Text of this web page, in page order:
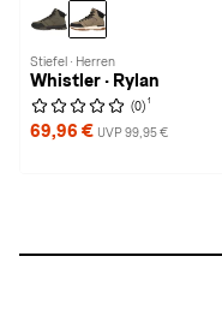
Stiefel · Herren
Whistler · Rylan
(0) 1
69,96 € UVP 99,95 €